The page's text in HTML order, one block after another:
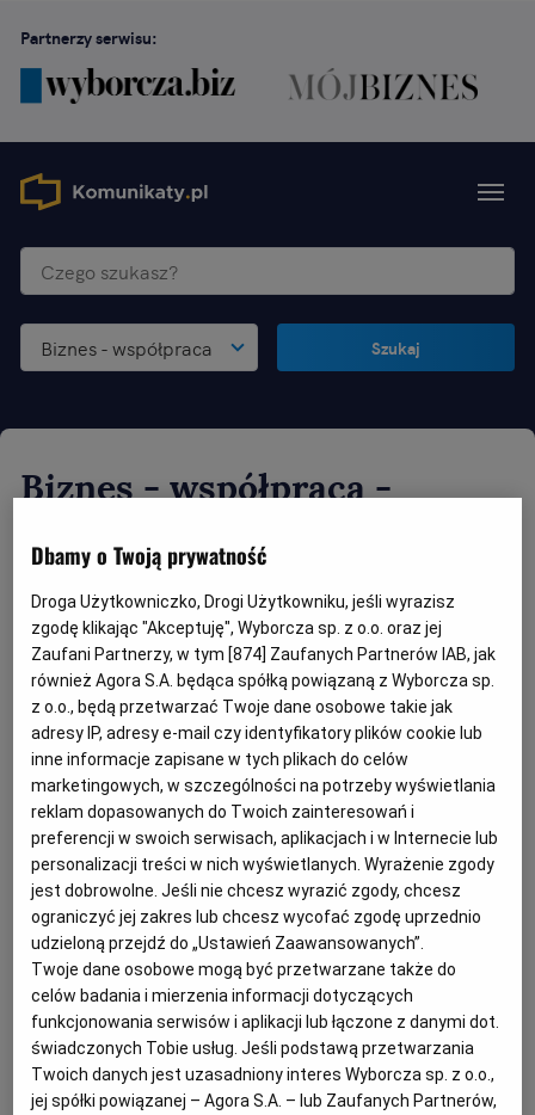
Partnerzy serwisu:
Biznes - współpraca Szukaj
Biznes - współpraca-
Liczba ogłoszeń: 0 )
Wydanie nr: 218/2026 z dnia 7.08.2026
Wszystkie kategorie Biznes - współpraca
Państwa biznes potrzebuje wsparcia? A może to Państwo
możecie je zaoferować? W portalu komunikaty.pl
poznacie najnowsze oferty biznesowej współpracy z całej
Polski. Baza aktualizowana jest na bieżąco. Stworzyliśmy
nowe miejsce rozwoju Państwa biznesu!
Rozwiń dalej...
Dbamy o Twoją prywatność
Droga Użytkowniczko, Drogi Użytkowniku, jeśli wyrazisz
zgodę klikając "Akceptuję", Wyborcza sp. z o.o. oraz jej
Zaufani Partnerzy, w tym [874] Zaufanych Partnerów IAB, jak
również Agora S.A. będąca spółką powiązaną z Wyborcza sp.
z o.o., będą przetwarzać Twoje dane osobowe takie jak
adresy IP, adresy e-mail czy identyfikatory plików cookie lub
inne informacje zapisane w tych plikach do celów
marketingowych, w szczególności na potrzeby wyświetlania
reklam dopasowanych do Twoich zainteresowań i
preferencji w swoich serwisach, aplikacjach i w Internecie lub
personalizacji treści w nich wyświetlanych. Wyrażenie zgody
jest dobrowolne. Jeśli nie chcesz wyrazić zgody, chcesz
ograniczyć jej zakres lub chcesz wycofać zgodę uprzednio
udzieloną przejdź do „Ustawień Zaawansowanych”.
Twoje dane osobowe mogą być przetwarzane także do
celów badania i mierzenia informacji dotyczących
funkcjonowania serwisów i aplikacji lub łączone z danymi dot.
świadczonych Tobie usług. Jeśli podstawą przetwarzania
Twoich danych jest uzasadniony interes Wyborcza sp. z o.o.,
jej spółki powiązanej – Agora S.A. – lub Zaufanych Partnerów,